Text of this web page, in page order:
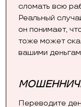
сломать всю
Реальный
он понимает,
тоже может
вашими
Переводите